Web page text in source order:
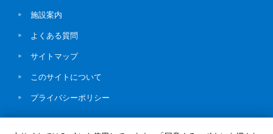
施設案内
よくある質問
サイトマップ
このサイトについて
プライバシーポリシー